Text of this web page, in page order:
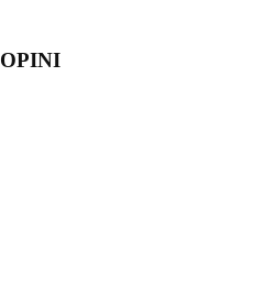
OPINI